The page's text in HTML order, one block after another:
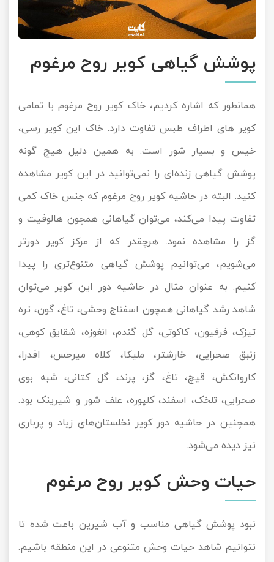
پوشش گیاهی کویر روح مرغوم
همانطور که اشاره کردیم، خاک کویر روح مرغوم با تمامی
کویر های اطراف طبس تفاوت دارد. خاک این کویر رسی،
خیس و بسیار شور است. به همین دلیل هیچ گونه
پوشش گیاهی زنده‌ای را نمی‌توانید در این کویر مشاهده
کنید. البته در حاشیه کویر روح مرغوم که جنس خاک کمی
تفاوت پیدا می‌کند، می‌توان گیاهانی همچون هالوفیت و
گز را مشاهده نمود. هرچقدر که از مرکز کویر دورتر
می‌شویم، می‌توانیم پوشش گیاهی متنوع‌تری را پیدا
کنیم. به عنوان مثال در حاشیه دور این کویر می‌توان
شاهد رشد گیاهانی همچون اسفناج وحشی، تاغ، گون، تره
تیزک، فرفیون، کاکوتی، گل گندم، انغوزه، شقایق کوهی،
زنبق صحرایی، خارشتر، ملیکا، کلاه میرحس، افدرا،
کاروانکش، قیچ، تاغ، گز، پرند، گل کتانی، شبه بوی
صحرایی، تلخک، اسفند، کلپوره، علف شور و شیرینک بود.
همچنین در حاشیه دور کویر نخلستان‌های زیاد و پرباری
نیز دیده می‌شود.
حیات وحش کویر روح مرغوم
نبود پوشش گیاهی مناسب و آب شیرین باعث شده تا
نتوانیم شاهد حیات وحش متنوعی در این منطقه باشیم.